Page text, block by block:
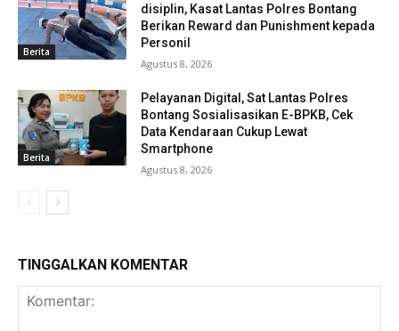
Berita
disiplin, Kasat Lantas Polres Bontang
Berikan Reward dan Punishment kepada
Personil
Agustus 8, 2026
Berita
Pelayanan Digital, Sat Lantas Polres
Bontang Sosialisasikan E-BPKB, Cek
Data Kendaraan Cukup Lewat
Smartphone
Agustus 8, 2026
TINGGALKAN KOMENTAR